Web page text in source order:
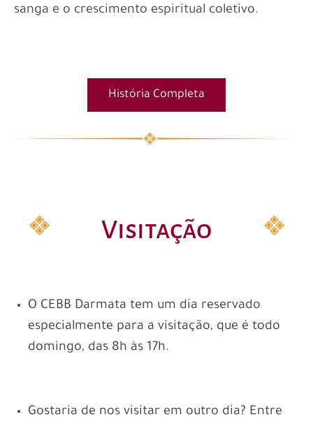
sanga e o crescimento espiritual coletivo.
História Completa
Visitação
O CEBB Darmata tem um dia reservado
especialmente para a visitação, que é todo
domingo, das 8h às 17h.
Gostaria de nos visitar em outro dia? Entre